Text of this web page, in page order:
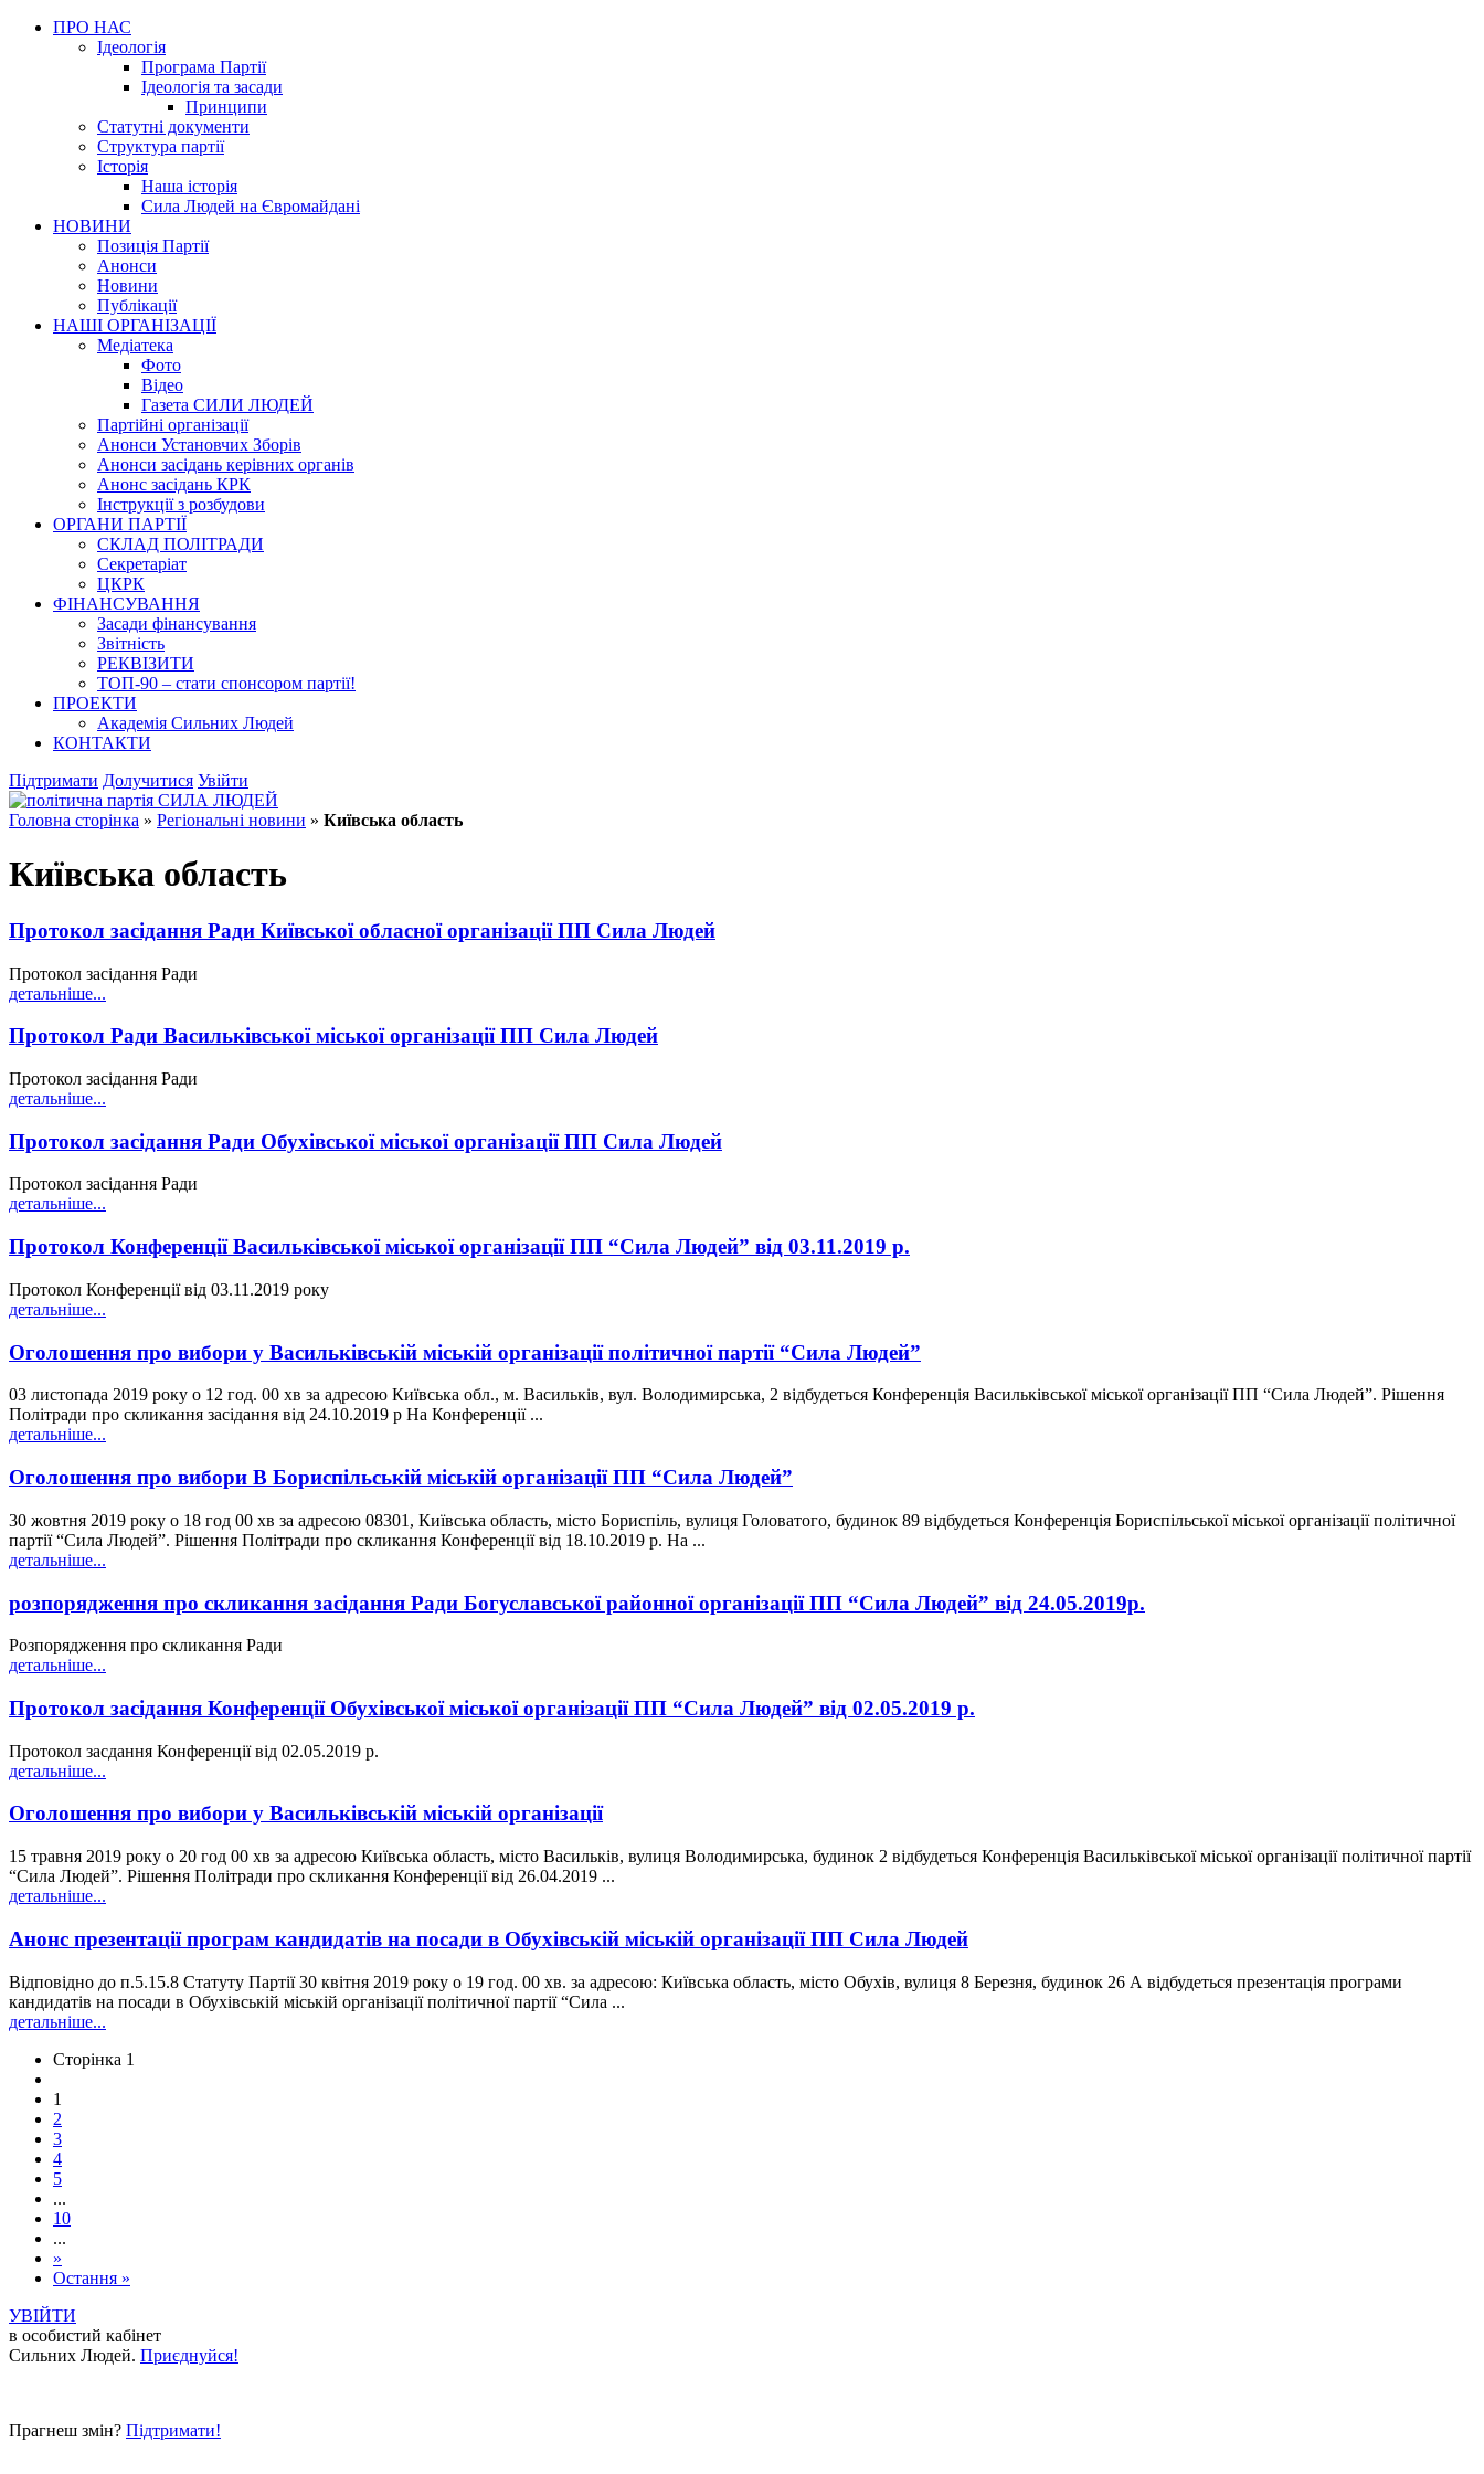
ПРО НАС
Ідеологія
Програма Партії
Ідеологія та засади
Принципи
Статутні документи
Структура партії
Історія
Наша історія
Сила Людей на Євромайдані
НОВИНИ
Позиція Партії
Анонси
Новини
Публікації
НАШІ ОРГАНІЗАЦІЇ
Медіатека
Фото
Відео
Газета СИЛИ ЛЮДЕЙ
Партійні організації
Анонси Установчих Зборів
Анонси засідань керівних органів
Анонс засідань КРК
Інструкції з розбудови
ОРГАНИ ПАРТІЇ
СКЛАД ПОЛІТРАДИ
Секретаріат
ЦКРК
ФІНАНСУВАННЯ
Засади фінансування
Звітність
РЕКВІЗИТИ
ТОП-90 – стати спонсором партії!
ПРОЕКТИ
Академія Сильних Людей
КОНТАКТИ
Підтримати Долучитися Увійти
Головна сторінка » Регіональні новини » Київська область
Київська область
Протокол засідання Ради Київської обласної організації ПП Сила Людей
Протокол засідання Ради
детальніше...
Протокол Ради Васильківської міської організації ПП Сила Людей
Протокол засідання Ради
детальніше...
Протокол засідання Ради Обухівської міської організації ПП Сила Людей
Протокол засідання Ради
детальніше...
Протокол Конференції Васильківської міської організації ПП “Сила Людей” від 03.11.2019 р.
Протокол Конференції від 03.11.2019 року
детальніше...
Оголошення про вибори у Васильківській міській організації політичної партії “Сила Людей”
03 листопада 2019 року о 12 год. 00 хв за адресою Київська обл., м. Васильків, вул. Володимирська, 2 відбудеться Конференція Васильківської міської організації ПП “Сила Людей”. Рішення
Політради про скликання засідання від 24.10.2019 р На Конференції ...
детальніше...
Оголошення про вибори В Бориспільській міській організації ПП “Сила Людей”
30 жовтня 2019 року о 18 год 00 хв за адресою 08301, Київська область, місто Бориспіль, вулиця Головатого, будинок 89 відбудеться Конференція Бориспільської міської організації політичної
партії “Сила Людей”. Рішення Політради про скликання Конференції від 18.10.2019 р. На ...
детальніше...
розпорядження про скликання засідання Ради Богуславської районної організації ПП “Сила Людей” від 24.05.2019р.
Розпорядження про скликання Ради
детальніше...
Протокол засідання Конференції Обухівської міської організації ПП “Сила Людей” від 02.05.2019 р.
Протокол засдання Конференції від 02.05.2019 р.
детальніше...
Оголошення про вибори у Васильківській міській організації
15 травня 2019 року о 20 год 00 хв за адресою Київська область, місто Васильків, вулиця Володимирська, будинок 2 відбудеться Конференція Васильківської міської організації політичної партії
“Сила Людей”. Рішення Політради про скликання Конференції від 26.04.2019 ...
детальніше...
Анонс презентації програм кандидатів на посади в Обухівській міській організації ПП Сила Людей
Відповідно до п.5.15.8 Статуту Партії 30 квітня 2019 року о 19 год. 00 хв. за адресою: Київська область, місто Обухів, вулиця 8 Березня, будинок 26 А відбудеться презентація програми
кандидатів на посади в Обухівській міській організації політичної партії “Сила ...
детальніше...
Сторінка 1
1
2
3
4
5
...
10
...
»
Остання »
УВІЙТИ
в особистий кабінет
Сильних Людей. Приєднуйся!
Прагнеш змін? Підтримати!